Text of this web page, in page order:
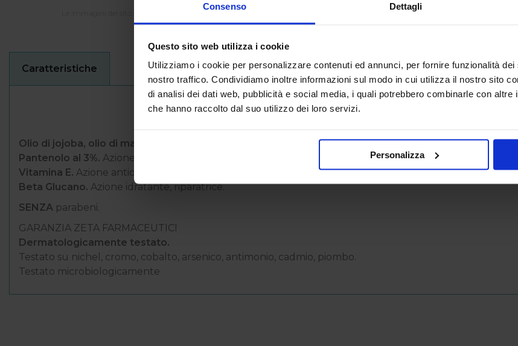
Consenso Dettagli
Questo sito web utilizza i cookie
Utilizziamo i cookie per personalizzare contenuti ed annunci, per fornire funzionalità
nostro traffico. Condividiamo inoltre informazioni sul modo in cui utilizza il nostro sito
di analisi dei dati web, pubblicità e social media, i quali potrebbero combinarle con altre
che hanno raccolto dal suo utilizzo dei loro servizi.
Personalizza
Caratteristiche
Olio di jojoba, olio di mandorle dolci e olio di lino raffinato.
Azione nutriente, emolliente.
Pantenolo al 3%. Azione idratante.
Vitamina E. Azione antiossidante.
Beta Glucano. Azione idratante, riparatrice.
SENZA parabeni.
GARANZIA ZETA FARMACEUTICI
Dermatologicamente testato.
Testato su nichel, cromo, cobalto, arsenico, antimonio, cadmio, piombo.
Testato microbiologicamente